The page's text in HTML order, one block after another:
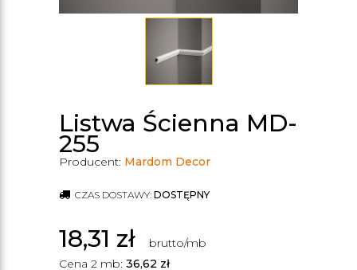
Listwa Ścienna MD-
255
Producent: Mardom Decor
CZAS DOSTAWY: DOSTĘPNY
18,31 zł
brutto/mb
Cena 2 mb: 36,62 zł